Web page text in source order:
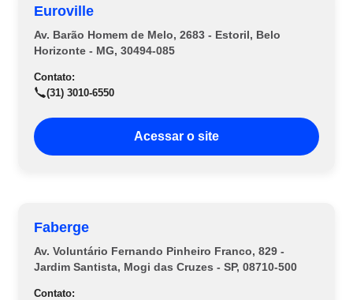
Euroville
Av. Barão Homem de Melo, 2683 - Estoril, Belo
Horizonte - MG, 30494-085
Contato:
(31) 3010-6550
Acessar o site
Faberge
Av. Voluntário Fernando Pinheiro Franco, 829 -
Jardim Santista, Mogi das Cruzes - SP, 08710-500
Contato: